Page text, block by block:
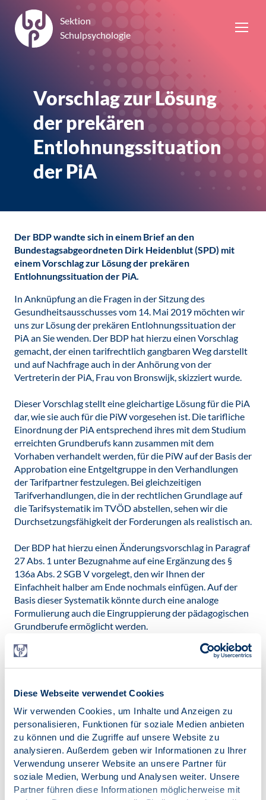
Diese Webseite verwendet Cookies
Wir verwenden Cookies, um Inhalte und Anzeigen zu
personalisieren, Funktionen für soziale Medien anbieten
zu können und die Zugriffe auf unsere Website zu
analysieren. Außerdem geben wir Informationen zu Ihrer
Verwendung unserer Website an unsere Partner für
soziale Medien, Werbung und Analysen weiter. Unsere
Partner führen diese Informationen möglicherweise mit
Sektion
Schulpsychologie
Vorschlag zur Lösung
der prekären
Entlohnungssituation
der PiA
Der BDP wandte sich in einem Brief an den
Bundestagsabgeordneten Dirk Heidenblut (SPD) mit
einem Vorschlag zur Lösung der prekären
Entlohnungssituation der PiA.
In Anknüpfung an die Fragen in der Sitzung des
Gesundheitsausschusses vom 14. Mai 2019 möchten wir
uns zur Lösung der prekären Entlohnungssituation der
PiA an Sie wenden. Der BDP hat hierzu einen Vorschlag
gemacht, der einen tarifrechtlich gangbaren Weg darstellt
und auf Nachfrage auch in der Anhörung von der
Vertreterin der PiA, Frau von Bronswijk, skizziert wurde.
Dieser Vorschlag stellt eine gleichartige Lösung für die PiA
dar, wie sie auch für die PiW vorgesehen ist. Die tarifliche
Einordnung der PiA entsprechend ihres mit dem Studium
erreichten Grundberufs kann zusammen mit dem
Vorhaben verhandelt werden, für die PiW auf der Basis der
Approbation eine Entgeltgruppe in den Verhandlungen
der Tarifpartner festzulegen. Bei gleichzeitigen
Tarifverhandlungen, die in der rechtlichen Grundlage auf
die Tarifsystematik im TVÖD abstellen, sehen wir die
Durchsetzungsfähigkeit der Forderungen als realistisch an.
Der BDP hat hierzu einen Änderungsvorschlag in Paragraf
27 Abs. 1 unter Bezugnahme auf eine Ergänzung des §
136a Abs. 2 SGB V vorgelegt, den wir Ihnen der
Einfachheit halber am Ende nochmals einfügen. Auf der
Basis dieser Systematik könnte durch eine analoge
Formulierung auch die Eingruppierung der pädagogischen
Grundberufe ermöglicht werden.
Gesetzentwurfs viele der bisherigen Absolventinnen und
Absolventen noch die Übergangszeit nutzen werden. Mit
Konkurrenz um die Plätze in der “praktischen Tätigkeit“,
die PiW und deshalb von Arbeitgebern bevorzugt werden
- zu Lasten der Implementierung der neuen Lösung gehen
würde.
Insofern ist die Lösung der prekären Situation der PiA
nicht nur ein Gebot der sozialen Gerechtigkeit und
Fairness, sondern auch ein notwendiger Schritt zur